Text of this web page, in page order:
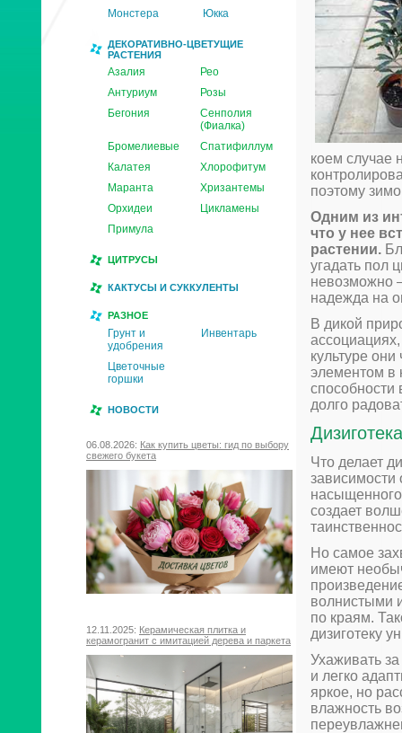
Монстера Юкка
ДЕКОРАТИВНО-ЦВЕТУЩИЕ
РАСТЕНИЯ
Азалия
Рео
Антуриум
Розы
Бегония
Сенполия
(Фиалка)
Бромелиевые
Спатифиллум
Калатея
Хлорофитум
Маранта
Хризантемы
Орхидеи
Цикламены
Примула
ЦИТРУСЫ
КАКТУСЫ И СУККУЛЕНТЫ
РАЗНОЕ
Грунт и
удобрения
Инвентарь
Цветочные
горшки
НОВОСТИ
06.08.2026: Как купить цветы: гид по выбору
свежего букета
12.11.2025: Керамическая плитка и
керамогранит с имитацией дерева и паркета
коем случае
поэтому
Одним из
что у нее
растении.
угадать пол
невозможно
надежда на
В дикой
культуре
элементом в
способности
долго
Что делает
зависимости
создает
Но самое
имеют
волнистыми
по краям.
дизиготеку
Ухаживать
и легко
яркое, но
влажность